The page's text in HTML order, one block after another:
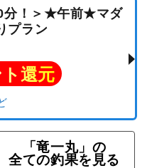
分！＞★午前★マダ
プラン
還元
「竜一丸」の
全ての釣果を見る